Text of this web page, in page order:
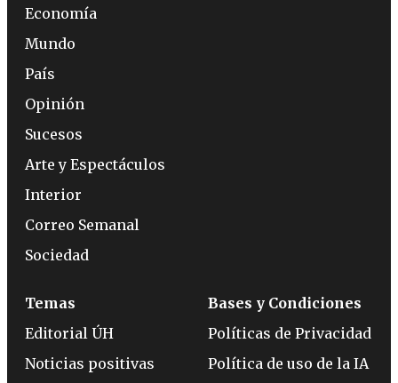
Economía
Mundo
País
Opinión
Sucesos
Arte y Espectáculos
Interior
Correo Semanal
Sociedad
Temas
Editorial ÚH
Noticias positivas
Bases y Condiciones
Políticas de Privacidad
Política de uso de la IA